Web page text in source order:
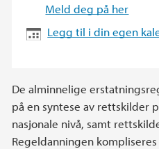
Meld deg på her
Legg til i din egen
De alminnelige
på en syntese av rettskilder
nasjonale nivå, samt
Regeldanningen